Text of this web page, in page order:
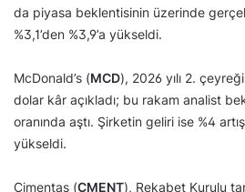
da piyasa beklentisinin üzerinde
%3,1’den %3,9’a yükseldi.
McDonald’s (MCD), 2026 yılı 2.
dolar kâr açıkladı; bu rakam analist
oranında aştı. Şirketin geliri ise %4
yükseldi.
Çimentaş (CMENT), Rekabet Kurulu